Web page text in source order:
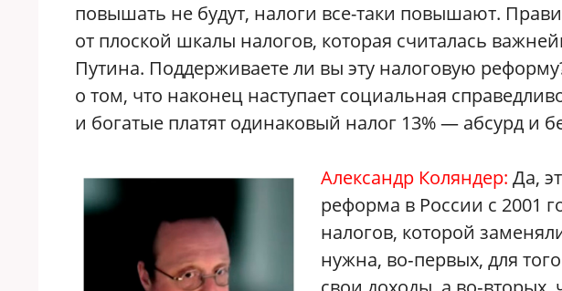
повышать не будут, налоги все-таки повышают.
от плоской шкалы налогов, которая считалась
Путина. Поддерживаете ли вы эту налоговую
о том, что наконец наступает социальная
и богатые платят одинаковый налог 13% — абсурд и
Александр Коляндер: Да,
реформа в России с 2001
налогов, которой
нужна, во‑первых, для